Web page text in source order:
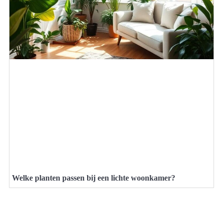
Welke planten passen bij een lichte woonkamer?